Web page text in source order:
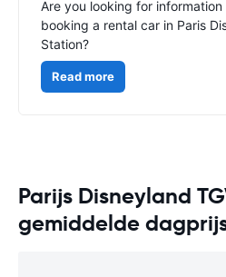
Are you looking for information
booking a rental car in Paris
Station?
Read more
Parijs Disneyland
gemiddelde